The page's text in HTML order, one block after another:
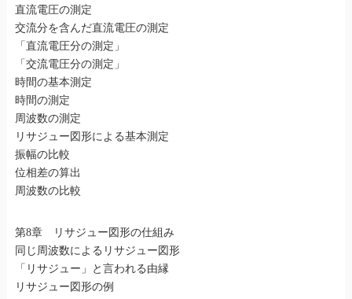
直流電圧の測定
交流分を含んだ直流電圧の測定
「直流電圧分の測定」
「交流電圧分の測定」
時間の基本測定
時間の測定
周波数の測定
リサジュー図形による基本測定
振幅の比較
位相差の算出
周波数の比較
第8章 リサジュー図形の仕組み
同じ周波数によるリサジュー図形
「リサジュー」と言われる由縁
リサジュー図形の例